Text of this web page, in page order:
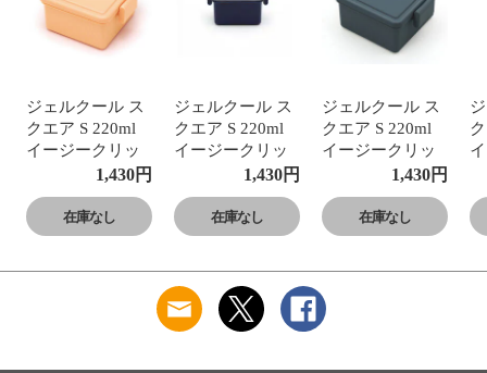
ジェルクール ス
クエア S 220ml
イージークリッ
プ 保冷剤一体型
ランチボックス
三好製作所 GEL-
COOL square
1,430円
在庫なし
ジェルクール ス
クエア S 220ml
イージークリッ
プ 保冷剤一体型
ランチボックス
三好製作所 GEL-
COOL square
ート入れ フルー
ツケース】 ベリ
1,430円
在庫なし
ジェルクール ス
クエア S 220ml
イージークリッ
プ 保冷剤一体型
ランチボックス
三好製作所 GEL-
COOL square
ート入れ フルー
ツケース】 ブル
1,430円
在庫なし